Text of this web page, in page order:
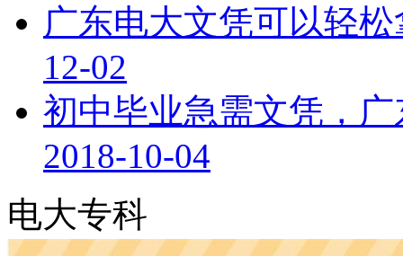
广东电大文凭可以轻
12-02
初中毕业急需文凭，
2018-10-04
电大专科